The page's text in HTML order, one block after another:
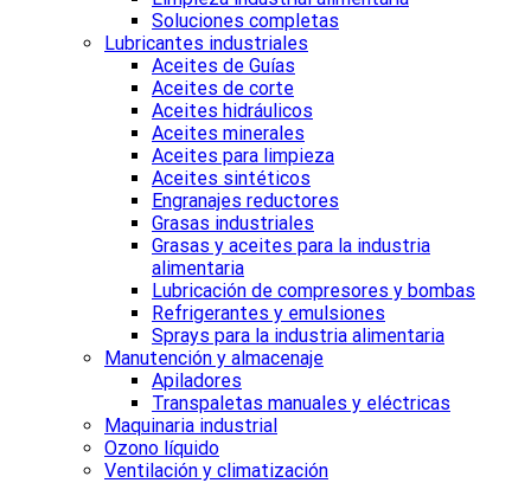
Soluciones completas
Lubricantes industriales
Aceites de Guías
Aceites de corte
Aceites hidráulicos
Aceites minerales
Aceites para limpieza
Aceites sintéticos
Engranajes reductores
Grasas industriales
Grasas y aceites para la industria
alimentaria
Lubricación de compresores y bombas
Refrigerantes y emulsiones
Sprays para la industria alimentaria
Manutención y almacenaje
Apiladores
Transpaletas manuales y eléctricas
Maquinaria industrial
Ozono líquido
Ventilación y climatización